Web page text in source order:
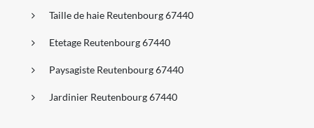
Taille de haie Reutenbourg 67440
Etetage Reutenbourg 67440
Paysagiste Reutenbourg 67440
Jardinier Reutenbourg 67440